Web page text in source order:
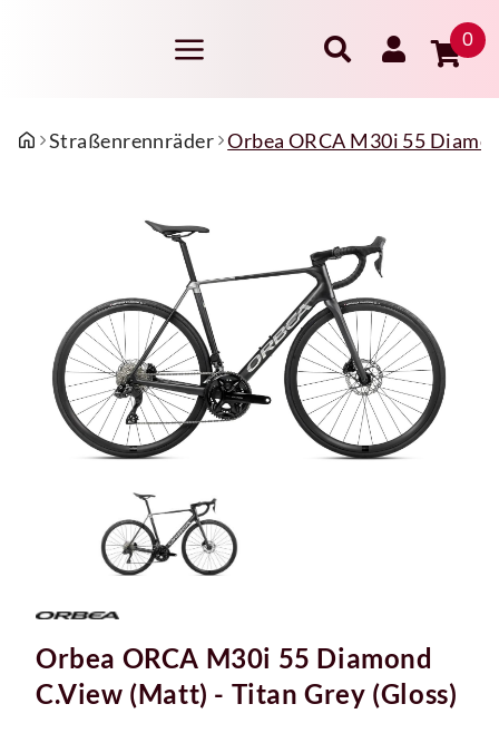
0
Straßenrennräder Orbea ORCA M30i 55
Orbea ORCA M30i 55 Diamond
C.View (Matt) - Titan Grey (Gloss)